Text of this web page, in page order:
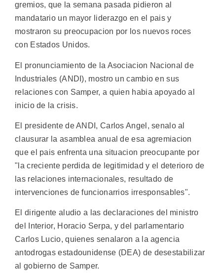
gremios, que la semana pasada pidieron al
mandatario un mayor liderazgo en el pais y
mostraron su preocupacion por los nuevos roces
con Estados Unidos.
El pronunciamiento de la Asociacion Nacional de
Industriales (ANDI), mostro un cambio en sus
relaciones con Samper, a quien habia apoyado al
inicio de la crisis.
El presidente de ANDI, Carlos Angel, senalo al
clausurar la asamblea anual de esa agremiacion
que el pais enfrenta una situacion preocupante por
"la creciente perdida de legitimidad y el deterioro de
las relaciones internacionales, resultado de
intervenciones de funcionarrios irresponsables".
El dirigente aludio a las declaraciones del ministro
del Interior, Horacio Serpa, y del parlamentario
Carlos Lucio, quienes senalaron a la agencia
antodrogas estadounidense (DEA) de desestabilizar
al gobierno de Samper.